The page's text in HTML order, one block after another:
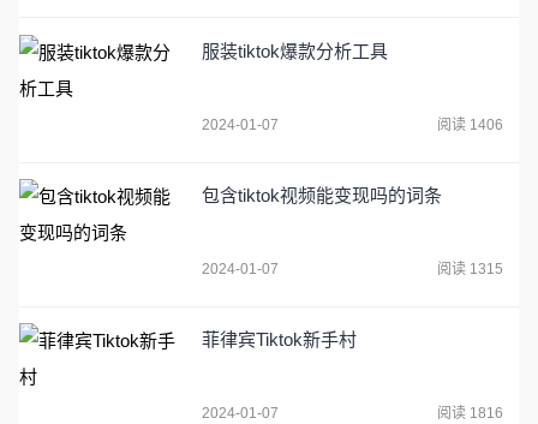
服装tiktok爆款分析工具
2024-01-07 阅读 1406
包含tiktok视频能变现吗的词条
2024-01-07 阅读 1315
菲律宾Tiktok新手村
2024-01-07 阅读 1816